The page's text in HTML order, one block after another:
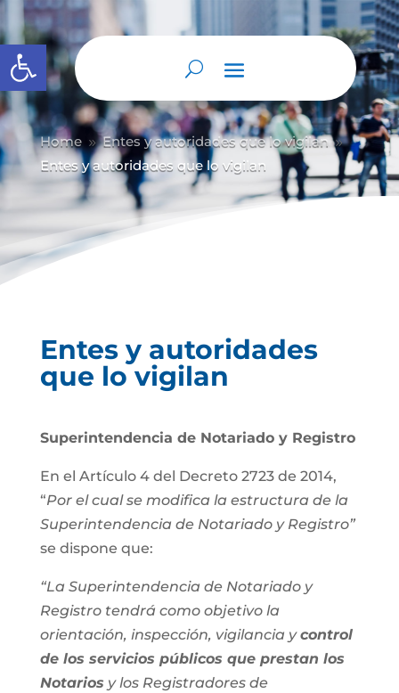
Abrir barra de herramientas
Home 9 Entes y autoridades que lo vigilan 9
Entes y autoridades que lo vigilan
Entes y autoridades
que lo vigilan
Superintendencia de Notariado y Registro
En el Artículo 4 del Decreto 2723 de 2014,
“Por el cual se modifica la estructura de la
Superintendencia de Notariado y Registro”
se dispone que:
“La Superintendencia de Notariado y
Registro tendrá como objetivo la
orientación, inspección, vigilancia ycontrol
de los servicios públicos que prestan los
Notarios y los Registradores de